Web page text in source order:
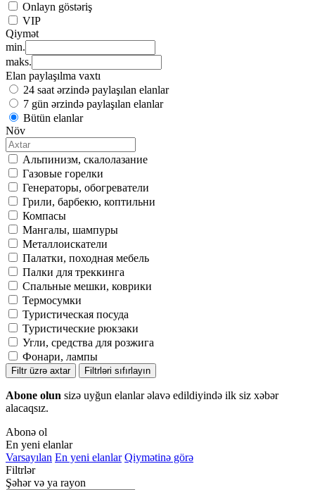
Onlayn göstəriş
VIP
Qiymət
min.
maks.
Elan paylaşılma vaxtı
24 saat ərzində paylaşılan elanlar
7 gün ərzində paylaşılan elanlar
Bütün elanlar
Növ
Альпинизм, скалолазание
Газовые горелки
Генераторы, обогреватели
Грили, барбекю, коптильни
Компасы
Мангалы, шампуры
Металлоискатели
Палатки, походная мебель
Палки для треккинга
Спальные мешки, коврики
Термосумки
Туристическая посуда
Туристические рюкзаки
Угли, средства для розжига
Фонари, лампы
Filtr üzrə axtar Filtrləri sıfırlayın
Abone olun sizə uyğun elanlar əlavə edildiyində ilk siz xəbər
alacaqsız.
Abonə ol
En yeni elanlar
Varsayılan En yeni elanlar Qiymətinə görə
Filtrlər
Şəhər və ya rayon